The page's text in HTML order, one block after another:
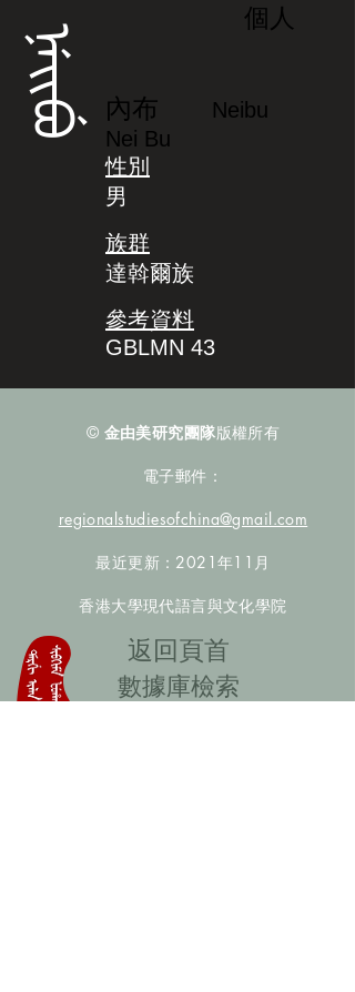
ᠨᡝᡳᠪᡠ
個人
內布
Neibu
Nei Bu
性別
男
族群
達斡爾族
參考資料
GBLMN 43
© 金由美研究團隊版權所有
電子郵件：
regionalstudiesofchina@gmail.com
最近更新：2021年11月
香港大學現代語言與文化學院
​返回頁首
數據庫檢索